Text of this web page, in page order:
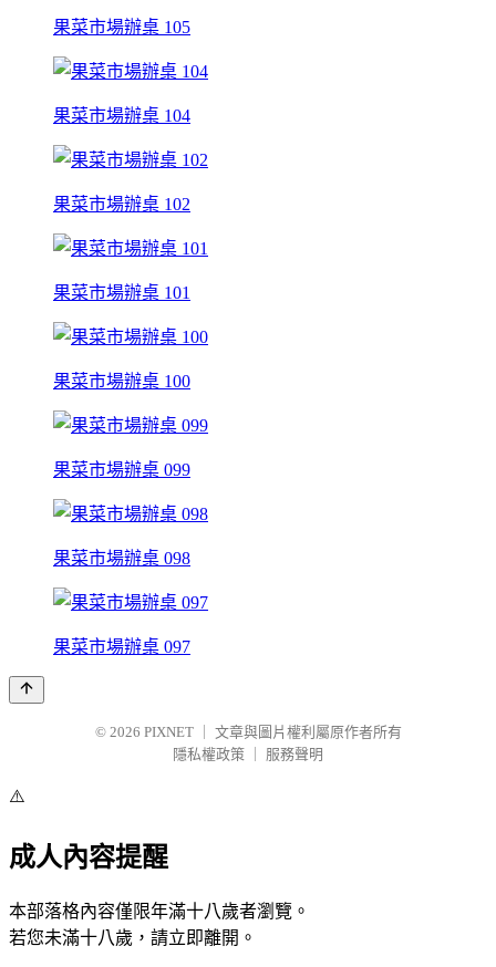
果菜市場辦桌 105
果菜市場辦桌 104
果菜市場辦桌 102
果菜市場辦桌 101
果菜市場辦桌 100
果菜市場辦桌 099
果菜市場辦桌 098
果菜市場辦桌 097
© 2026 PIXNET
文章與圖片權利屬原作者所有
隱私權政策
服務聲明
⚠️
成人內容提醒
本部落格內容僅限年滿十八歲者瀏覽。
若您未滿十八歲，請立即離開。